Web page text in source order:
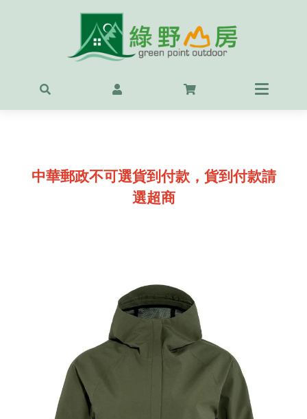
中華郵政不可選貨到付款，貨到付款請
選超商